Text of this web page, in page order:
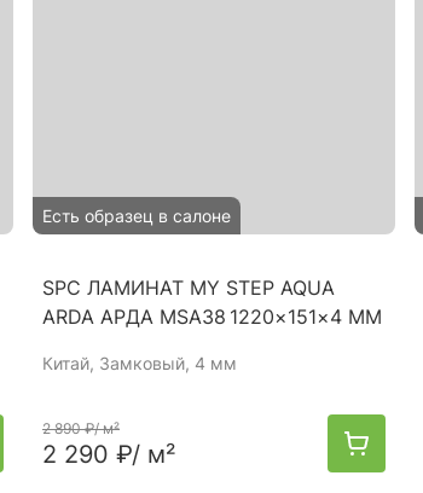
Есть образец в салоне
SPC ЛАМИНАТ MY STEP AQUA
ARDA АРДА MSA38 1220×151×4 ММ
Китай, Замковый, 4 мм
2 890 ₽/ м²
2 290 ₽/ м²